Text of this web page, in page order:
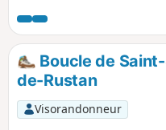
pyrénéenne.
Boucle de
de-Rustan
Visorandonneur